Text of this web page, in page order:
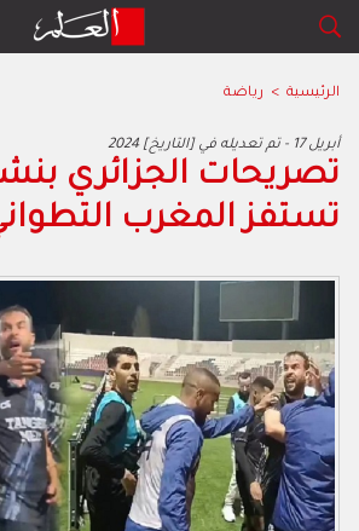
الرئيسية > رياضة
2024 أبريل 17 - تم تعديله في [التاريخ]
تصريحات الجزائري
تستفز المغرب